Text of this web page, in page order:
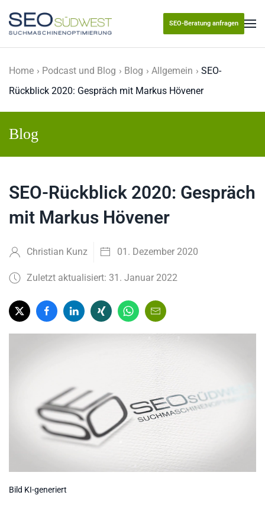
Skip to main content
SEO-Beratung anfragen
Home Podcast und Blog Blog Allgemein
SEO-
Rückblick 2020: Gespräch mit Markus Hövener
Blog
SEO-Rückblick 2020: Gespräch
mit Markus Hövener
Christian Kunz 01. Dezember 2020
Zuletzt aktualisiert: 31. Januar 2022
Bild KI-generiert